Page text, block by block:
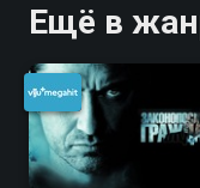
Ещё в